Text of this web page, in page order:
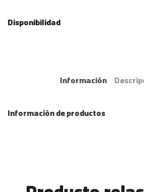
Disponibilidad
Información
Información de productos